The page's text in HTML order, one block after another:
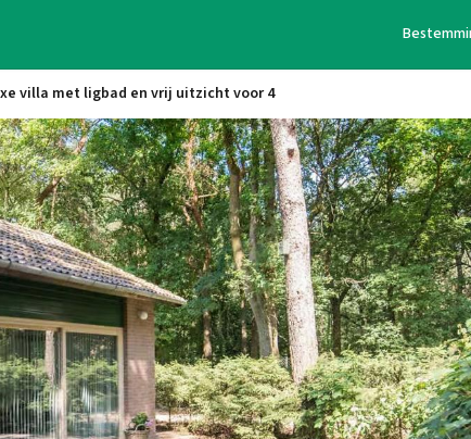
villa met ligbad en vrij uitzicht voor 4